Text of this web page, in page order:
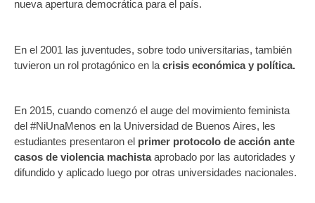
nueva apertura democrática para el país.
En el 2001 las juventudes, sobre todo universitarias, también
tuvieron un rol protagónico en la crisis económica y política.
En 2015, cuando comenzó el auge del movimiento feminista
del #NiUnaMenos en la Universidad de Buenos Aires, les
estudiantes presentaron el primer protocolo de acción ante
casos de violencia machistaaprobado por las autoridades y
difundido y aplicado luego por otras universidades nacionales.